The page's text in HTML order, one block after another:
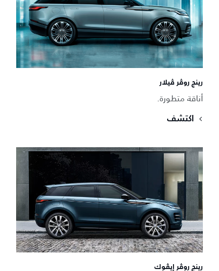
رينج روڤر ڤيلار
أناقة متطورة.
اكتشف
رينج روڤر إيڤوك